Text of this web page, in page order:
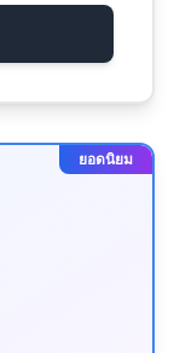
ยอดนิยม